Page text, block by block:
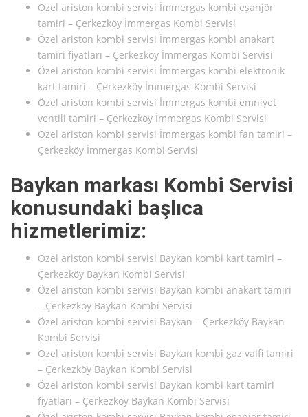
Özel ariston kombi servisi İmmergas kombi eşanjör
tamiri – Çerkezköy İmmergas Kombi Servisi
Özel ariston kombi servisi İmmergas kombi anakart
tamiri fiyatları – Çerkezköy İmmergas Kombi Servisi
Özel ariston kombi servisi İmmergas kombi elektronik
kart tamiri – Çerkezköy İmmergas Kombi Servisi
Özel ariston kombi servisi İmmergas kombi emniyet
ventili tamiri – Çerkezköy İmmergas Kombi Servisi
Özel ariston kombi servisi İmmergas kombi fan tamiri –
Çerkezköy İmmergas Kombi Servisi
Baykan markası Kombi Servisi
konusundaki başlıca
hizmetlerimiz:
Özel ariston kombi servisi Baykan kombi kart tamiri –
Çerkezköy Baykan Kombi Servisi
Özel ariston kombi servisi Baykan kombi anakart tamiri
– Çerkezköy Baykan Kombi Servisi
Özel ariston kombi servisi Baykan – Çerkezköy Baykan
Kombi Servisi
Özel ariston kombi servisi Baykan kombi gaz valfi tamiri
– Çerkezköy Baykan Kombi Servisi
Özel ariston kombi servisi Baykan kombi kart tamiri
fiyatları – Çerkezköy Baykan Kombi Servisi